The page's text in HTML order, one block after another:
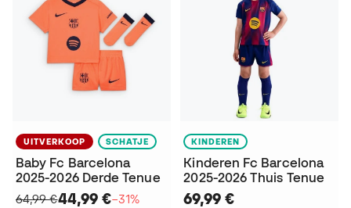
UITVERKOOP SCHATJE
Baby Fc Barcelona
2025-2026 Derde Tenue
64,99 €44,99 €−31%
KINDEREN
Kinderen Fc Barcelona
2025-2026 Thuis Tenue
69,99 €